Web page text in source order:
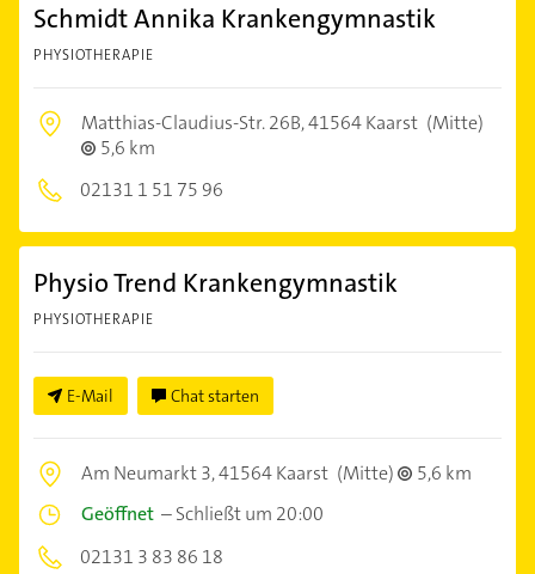
Schmidt Annika Krankengymnastik
PHYSIOTHERAPIE
Matthias-Claudius-Str. 26B,41564 Kaarst (Mitte)
5,6 km
02131 1 51 75 96
Physio Trend Krankengymnastik
PHYSIOTHERAPIE
E-Mail Chat starten
Am Neumarkt 3,41564 Kaarst (Mitte)
5,6 km
Geöffnet –Schließt um 20:00
02131 3 83 86 18